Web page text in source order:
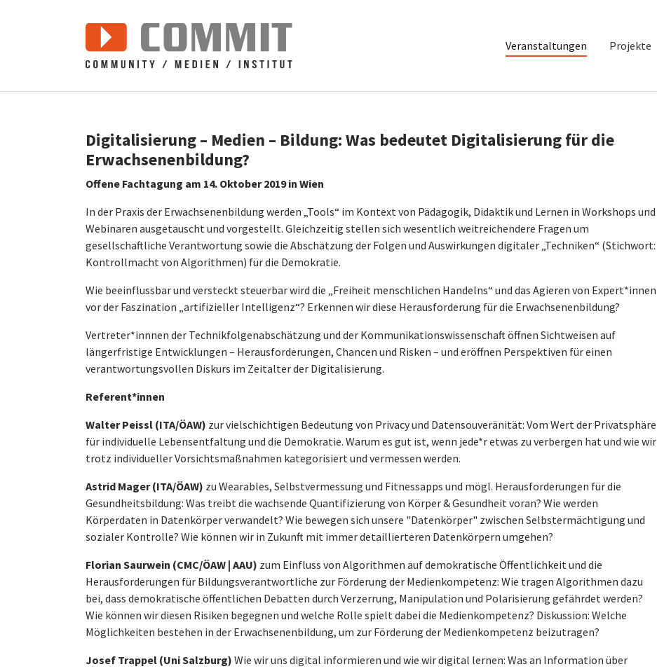
Veranstaltungen Projekte
Digitalisierung – Medien – Bildung: Was bedeutet Digitalisierung für die
Erwachsenenbildung?
Offene Fachtagung am 14. Oktober 2019 in Wien
In der Praxis der Erwachsenenbildung werden „Tools“ im Kontext von Pädagogik, Didaktik und Lernen in Workshops und
Webinaren ausgetauscht und vorgestellt. Gleichzeitig stellen sich wesentlich weitreichendere Fragen um
gesellschaftliche Verantwortung sowie die Abschätzung der Folgen und Auswirkungen digitaler „Techniken“ (Stichwort:
Kontrollmacht von Algorithmen) für die Demokratie.
Wie beeinflussbar und versteckt steuerbar wird die „Freiheit menschlichen Handelns“ und das Agieren von Expert*innen
vor der Faszination „artifizieller Intelligenz“? Erkennen wir diese Herausforderung für die Erwachsenenbildung?
Vertreter*innnen der Technikfolgenabschätzung und der Kommunikationswissenschaft öffnen Sichtweisen auf
längerfristige Entwicklungen – Herausforderungen, Chancen und Risken – und eröffnen Perspektiven für einen
verantwortungsvollen Diskurs im Zeitalter der Digitalisierung.
Referent*innen
Walter Peissl (ITA/ÖAW) zur vielschichtigen Bedeutung von Privacy und Datensouveränität: Vom Wert der Privatsphäre
für individuelle Lebensentfaltung und die Demokratie. Warum es gut ist, wenn jede*r etwas zu verbergen hat und wie wir
trotz individueller Vorsichtsmaßnahmen kategorisiert und vermessen werden.
Astrid Mager (ITA/ÖAW) zu Wearables, Selbstvermessung und Fitnessapps und mögl. Herausforderungen für die
Gesundheitsbildung: Was treibt die wachsende Quantifizierung von Körper & Gesundheit voran? Wie werden
Körperdaten in Datenkörper verwandelt? Wie bewegen sich unsere "Datenkörper" zwischen Selbstermächtigung und
sozialer Kontrolle? Wie können wir in Zukunft mit immer detaillierteren Datenkörpern umgehen?
Florian Saurwein (CMC/ÖAW | AAU) zum Einfluss von Algorithmen auf demokratische Öffentlichkeit und die
Herausforderungen für Bildungsverantwortliche zur Förderung der Medienkompetenz: Wie tragen Algorithmen dazu
bei, dass demokratische öffentlichen Debatten durch Verzerrung, Manipulation und Polarisierung gefährdet werden?
Wie können wir diesen Risiken begegnen und welche Rolle spielt dabei die Medienkompetenz? Diskussion: Welche
Möglichkeiten bestehen in der Erwachsenenbildung, um zur Förderung der Medienkompetenz beizutragen?
Josef Trappel (Uni Salzburg) Wie wir uns digital informieren und wie wir digital lernen: Was an Information über